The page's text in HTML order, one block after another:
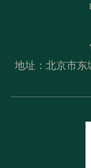
地址：北京市东